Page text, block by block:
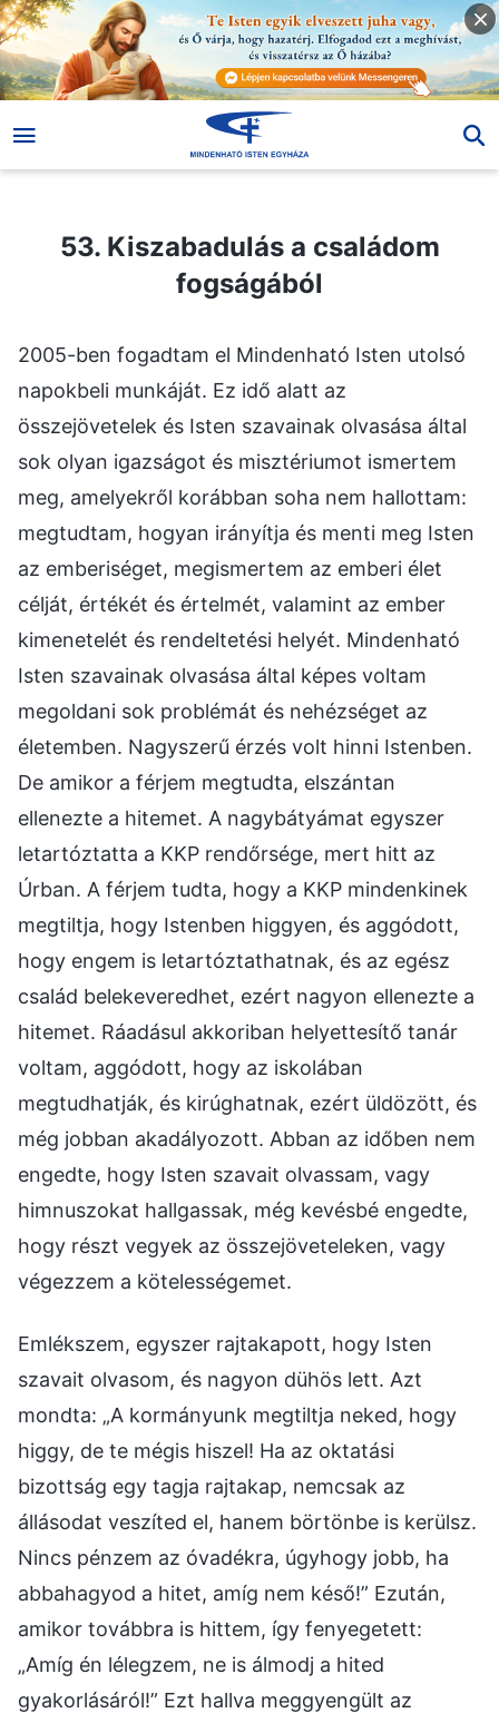
53. Kiszabadulás a családom fogságából
53. Kiszabadulás a családom
fogságából
2005-ben fogadtam el Mindenható Isten utolsó
napokbeli munkáját. Ez idő alatt az
összejövetelek és Isten szavainak olvasása által
sok olyan igazságot és misztériumot ismertem
meg, amelyekről korábban soha nem hallottam:
megtudtam, hogyan irányítja és menti meg Isten
az emberiséget, megismertem az emberi élet
célját, értékét és értelmét, valamint az ember
kimenetelét és rendeltetési helyét. Mindenható
Isten szavainak olvasása által képes voltam
megoldani sok problémát és nehézséget az
életemben. Nagyszerű érzés volt hinni Istenben.
De amikor a férjem megtudta, elszántan
ellenezte a hitemet. A nagybátyámat egyszer
letartóztatta a KKP rendőrsége, mert hitt az
Úrban. A férjem tudta, hogy a KKP mindenkinek
megtiltja, hogy Istenben higgyen, és aggódott,
hogy engem is letartóztathatnak, és az egész
család belekeveredhet, ezért nagyon ellenezte a
hitemet. Ráadásul akkoriban helyettesítő tanár
voltam, aggódott, hogy az iskolában
megtudhatják, és kirúghatnak, ezért üldözött, és
még jobban akadályozott. Abban az időben nem
engedte, hogy Isten szavait olvassam, vagy
himnuszokat hallgassak, még kevésbé engedte,
hogy részt vegyek az összejöveteleken, vagy
végezzem a kötelességemet.
Emlékszem, egyszer rajtakapott, hogy Isten
szavait olvasom, és nagyon dühös lett. Azt
mondta: „A kormányunk megtiltja neked, hogy
higgy, de te mégis hiszel! Ha az oktatási
bizottság egy tagja rajtakap, nemcsak az
állásodat veszíted el, hanem börtönbe is kerülsz.
Nincs pénzem az óvadékra, úgyhogy jobb, ha
abbahagyod a hitet, amíg nem késő!” Ezután,
amikor továbbra is hittem, így fenyegetett:
„Amíg én lélegzem, ne is álmodj a hited
gyakorlásáról!” Ezt hallva meggyengült az